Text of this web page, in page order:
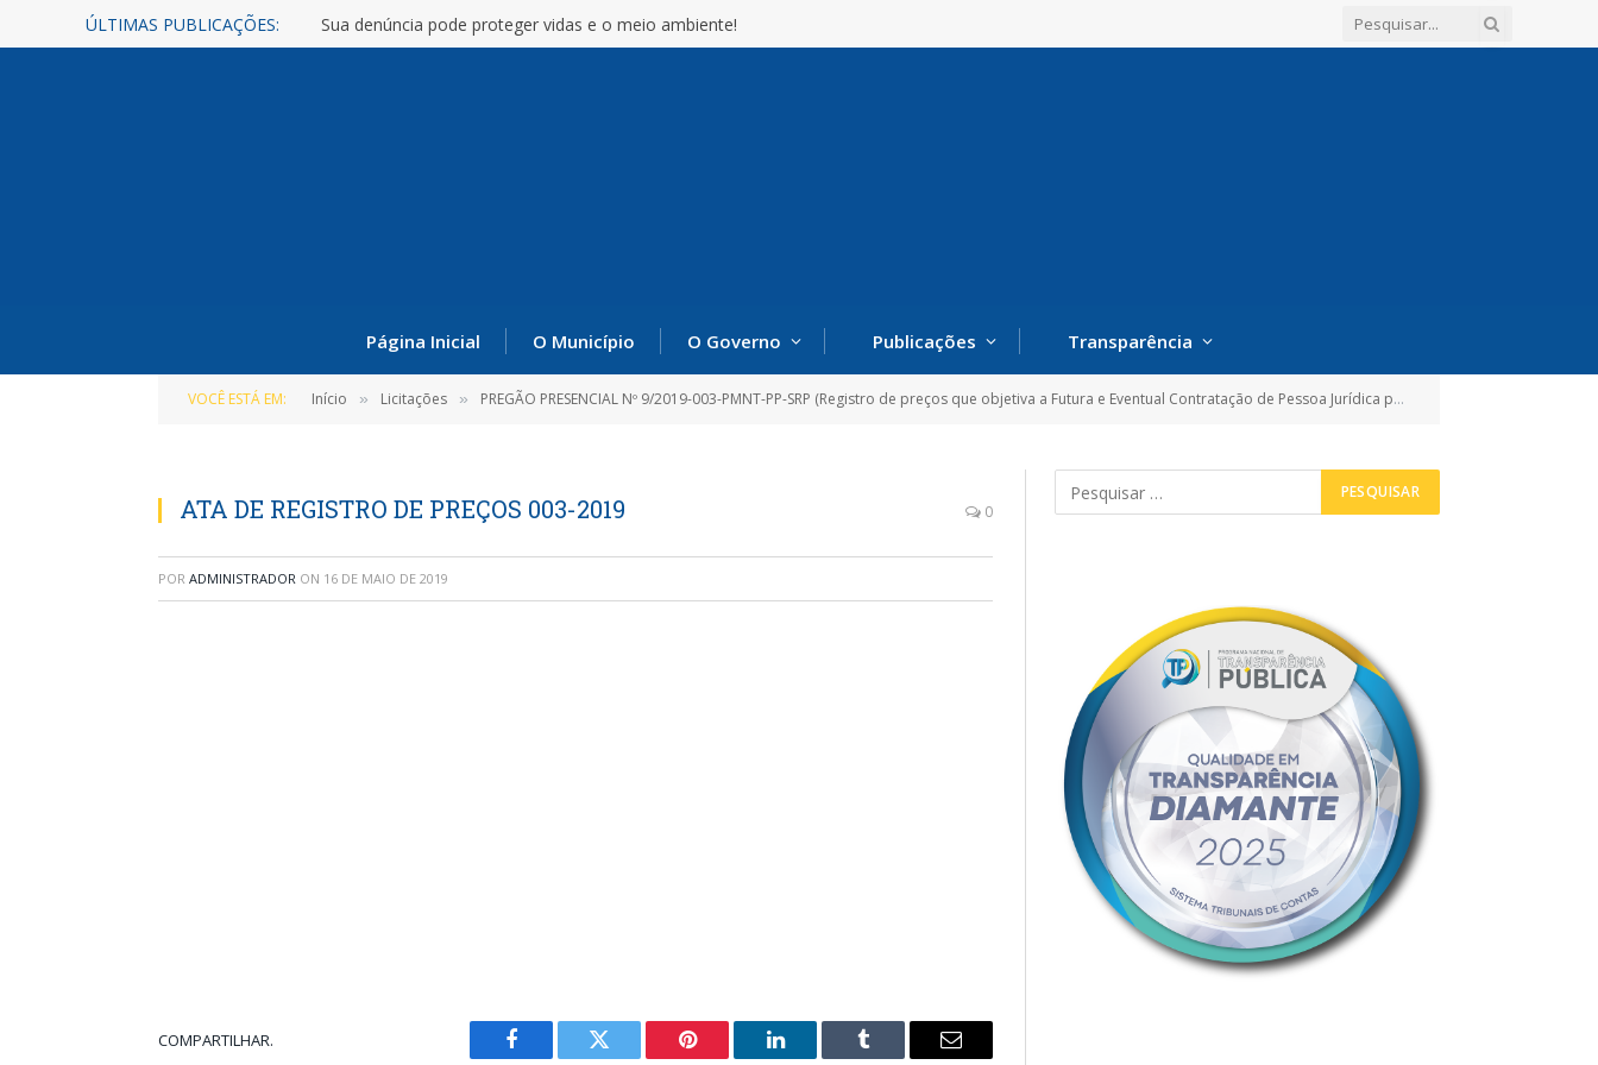
ÚLTIMAS PUBLICAÇÕES: Sua denúncia pode proteger vidas e o meio ambiente!
Página Inicial O Município O Governo Publicações Transparência
VOCÊ ESTÁ EM: Início » Licitações » PREGÃO PRESENCIAL Nº 9/2019-003-PMNT-PP-SRP (Registro de preços que objetiva a Futura e Eventual Contratação de Pessoa Jurídica para a aquisição de Material de Construção, Elétrico e Hidráulico)
ATA DE REGISTRO DE PREÇOS 003-2019 0
POR ADMINISTRADOR ON 16 DE MAIO DE 2019
COMPARTILHAR.
Facebook Twitter Pinterest LinkedIn Tumblr E-